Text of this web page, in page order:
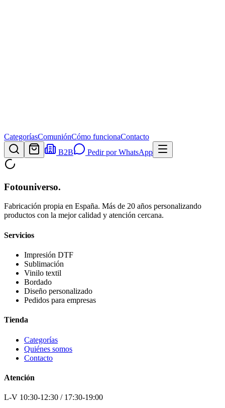
CategoríasComuniónCómo funcionaContacto
B2B
Pedir por WhatsApp
Fotouniverso.
Fabricación propia en España. Más de 20 años personalizando
productos con la mejor calidad y atención cercana.
Servicios
Impresión DTF
Sublimación
Vinilo textil
Bordado
Diseño personalizado
Pedidos para empresas
Tienda
Categorías
Quiénes somos
Contacto
Atención
L-V 10:30-12:30 / 17:30-19:00